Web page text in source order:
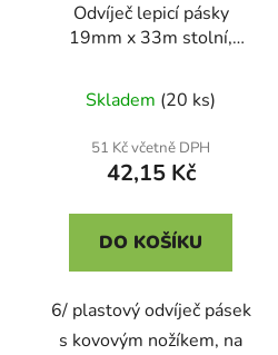
Odvíječ lepicí pásky
19mm x 33m stolní,
Skladem (20 ks)
51 Kč včetně DPH
42,15 Kč
DO KOŠÍKU
6/ plastový odvíječ pásek
s kovovým nožíkem, na